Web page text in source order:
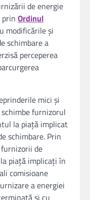
de energie
Ordinul
modificările şi
schimbare a
perceperea
mici şi
furnizorul
la piaţă implicat
schimbare. Prin
de
piaţă implicaţi în
comisioane
a energiei
şi cu